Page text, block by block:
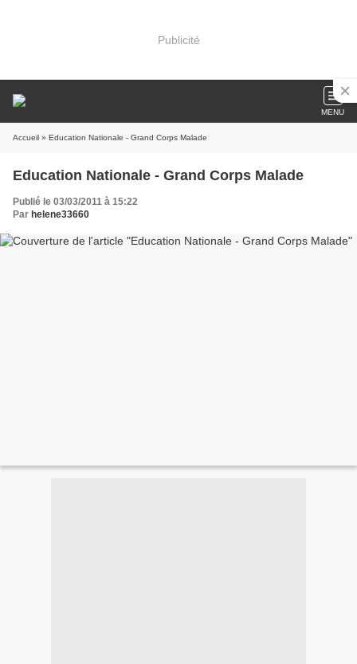
Publicité
MENU
Accueil » Education Nationale - Grand Corps Malade
Education Nationale - Grand Corps Malade
Publié le 03/03/2011 à 15:22
Par helene33660